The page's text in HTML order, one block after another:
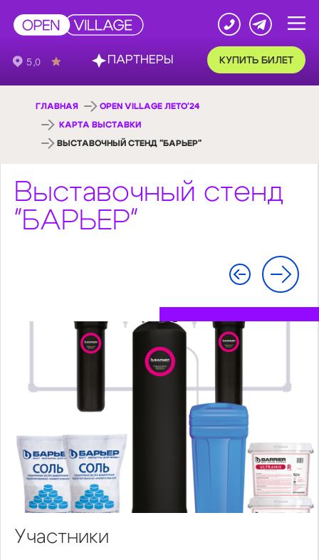
КУПИТЬ БИЛЕТ
ГЛАВНАЯ OPEN VILLAGE ЛЕТО'24
КАРТА ВЫСТАВКИ
ВЫСТАВОЧНЫЙ СТЕНД "БАРЬЕР"
Выставочный стенд
"БАРЬЕР"
Участники